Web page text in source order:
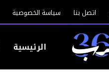
اتصل بنا سياسة الخصوصية
الرئيسية